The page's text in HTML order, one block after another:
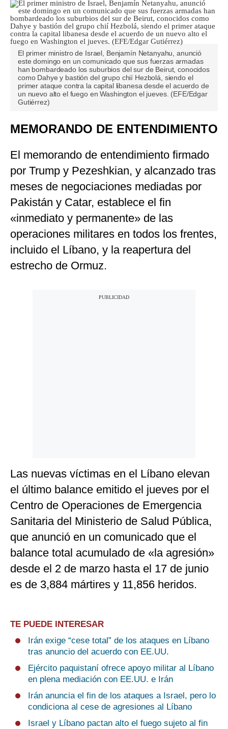
El primer ministro de Israel, Benjamín Netanyahu, anunció
este domingo en un comunicado que sus fuerzas armadas
han bombardeado los suburbios del sur de Beirut, conocidos
como Dahye y bastión del grupo chií Hezbolá, siendo el
primer ataque contra la capital libanesa desde el acuerdo de
un nuevo alto el fuego en Washington el jueves. (EFE/Edgar
Gutiérrez)
MEMORANDO DE ENTENDIMIENTO
El memorando de entendimiento firmado
por Trump y Pezeshkian, y alcanzado tras
meses de negociaciones mediadas por
Pakistán y Catar, establece el fin
«inmediato y permanente» de las
operaciones militares en todos los frentes,
incluido el Líbano, y la reapertura del
estrecho de Ormuz.
Las nuevas víctimas en el Líbano elevan
el último balance emitido el jueves por el
Centro de Operaciones de Emergencia
Sanitaria del Ministerio de Salud Pública,
que anunció en un comunicado que el
balance total acumulado de «la agresión»
desde el 2 de marzo hasta el 17 de junio
es de 3,884 mártires y 11,856 heridos.
TE PUEDE INTERESAR
Irán exige “cese total” de los ataques en Líbano
tras anuncio del acuerdo con EE.UU.
Ejército paquistaní ofrece apoyo militar al Líbano
en plena mediación con EE.UU. e Irán
Irán anuncia el fin de los ataques a Israel, pero lo
condiciona al cese de agresiones al Líbano
Israel y Líbano pactan alto el fuego sujeto al fin